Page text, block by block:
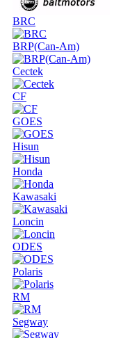
BRC
BRP(Can-Am)
Cectek
CF
GOES
Hisun
Honda
Kawasaki
Loncin
ODES
Polaris
RM
Segway